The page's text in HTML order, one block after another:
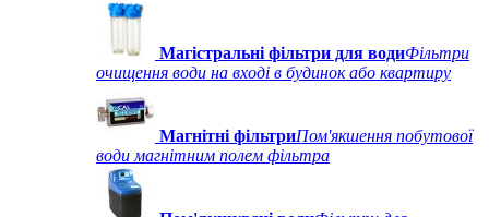
Магістральні фільтри для водиФільтри
очищення води на вході в будинок або квартиру
Магнітні фільтриПом'якшення побутової
води магнітним полем фільтра